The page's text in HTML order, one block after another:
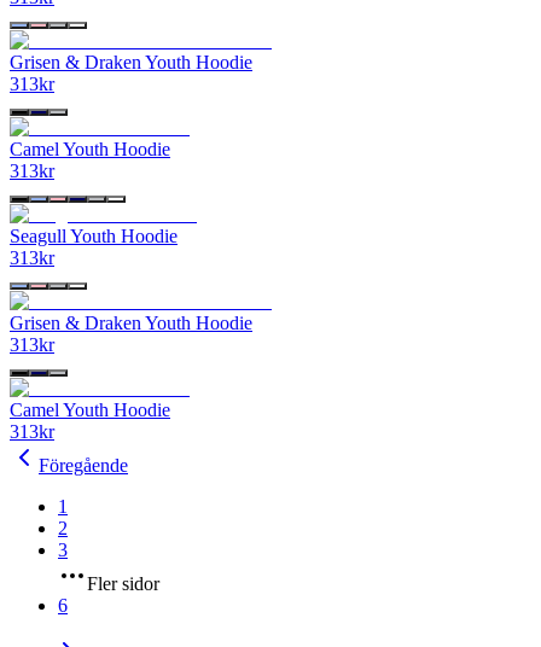
Grisen & Draken Youth Hoodie
313kr
Camel Youth Hoodie
313kr
Seagull Youth Hoodie
313kr
Grisen & Draken Youth Hoodie
313kr
Camel Youth Hoodie
313kr
Föregående
1
2
3
Fler sidor
6